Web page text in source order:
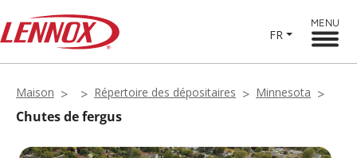
FR
MENU
Maison Répertoire des dépositaires Minnesota
Chutes de fergus